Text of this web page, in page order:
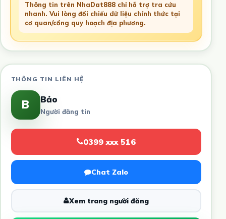
Thông tin trên NhaDat888 chỉ hỗ trợ tra cứu
nhanh. Vui lòng đối chiếu dữ liệu chính thức tại
cơ quan/cổng quy hoạch địa phương.
THÔNG TIN LIÊN HỆ
B Bảo
Người đăng tin
0399 xxx 516
Chat Zalo
Xem trang người đăng